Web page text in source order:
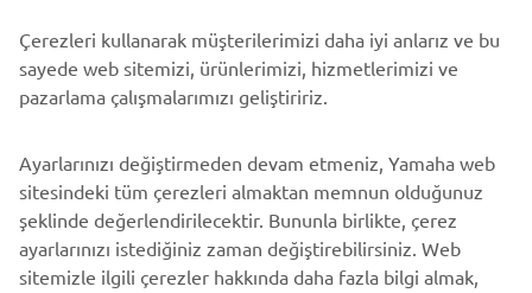
BÜLTEN
En son fırsatları, özel etkinlikleri, yeni çıkan ürünleri ve daha
fazlasını ilk öğrenen siz olun
ABONE OL
Çerezleri kullanarak müşterilerimizi daha iyi anlarız ve bu
sayede web sitemizi, ürünlerimizi, hizmetlerimizi ve
pazarlama çalışmalarımızı geliştiririz.
Ayarlarınızı değiştirmeden devam etmeniz, Yamaha web
sitesindeki tüm çerezleri almaktan memnun olduğunuz
şeklinde değerlendirilecektir. Bununla birlikte, çerez
ayarlarınızı istediğiniz zaman değiştirebilirsiniz. Web
sitemizle ilgili çerezler hakkında daha fazla bilgi almak,